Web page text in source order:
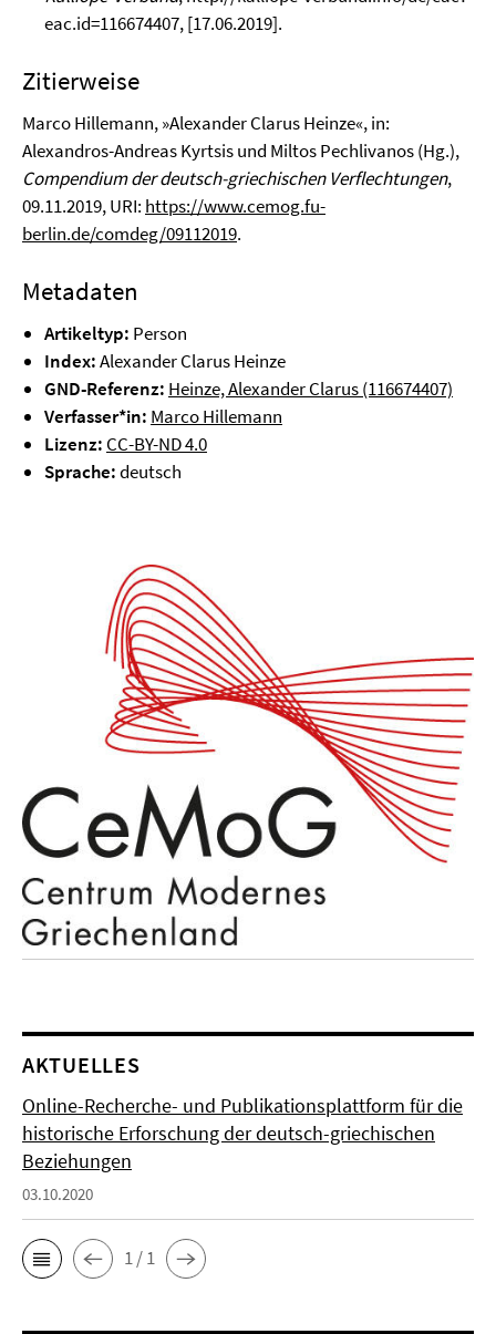
eac.id=116674407, [17.06.2019].
Zitierweise
Marco Hillemann, »Alexander Clarus Heinze«, in:
Alexandros-Andreas Kyrtsis und Miltos Pechlivanos (Hg.),
Compendium der deutsch-griechischen Verflechtungen,
09.11.2019, URI: https://www.cemog.fu-
berlin.de/comdeg/09112019.
Metadaten
Artikeltyp: Person
Index:Alexander Clarus Heinze
GND-Referenz: Heinze, Alexander Clarus (116674407)
Verfasser*in: Marco Hillemann
Lizenz: CC-BY-ND 4.0
Sprache:deutsch
AKTUELLES
Online-Recherche- und Publikationsplattform für die
historische Erforschung der deutsch-griechischen
Beziehungen
03.10.2020
1 / 1